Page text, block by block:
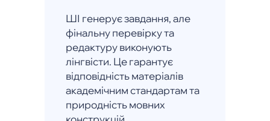
ШІ генерує завдання, але
фінальну перевірку та
редактуру виконують
лінгвісти. Це гарантує
відповідність матеріалів
академічним стандартам та
природність мовних